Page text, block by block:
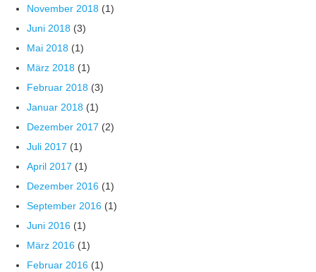
November 2018 (1)
Juni 2018 (3)
Mai 2018 (1)
März 2018 (1)
Februar 2018 (3)
Januar 2018 (1)
Dezember 2017 (2)
Juli 2017 (1)
April 2017 (1)
Dezember 2016 (1)
September 2016 (1)
Juni 2016 (1)
März 2016 (1)
Februar 2016 (1)